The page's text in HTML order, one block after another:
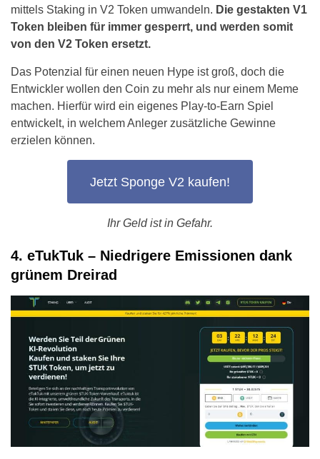
mittels Staking in V2 Token umwandeln. Die gestakten V1
Token bleiben für immer gesperrt, und werden somit
von den V2 Token ersetzt.
Das Potenzial für einen neuen Hype ist groß, doch die
Entwickler wollen den Coin zu mehr als nur einem Meme
machen. Hierfür wird ein eigenes Play-to-Earn Spiel
entwickelt, in welchem Anleger zusätzliche Gewinne
erzielen können.
Jetzt Sponge V2 kaufen!
Ihr Geld ist in Gefahr.
4. eTukTuk – Niedrigere Emissionen dank
grünem Dreirad